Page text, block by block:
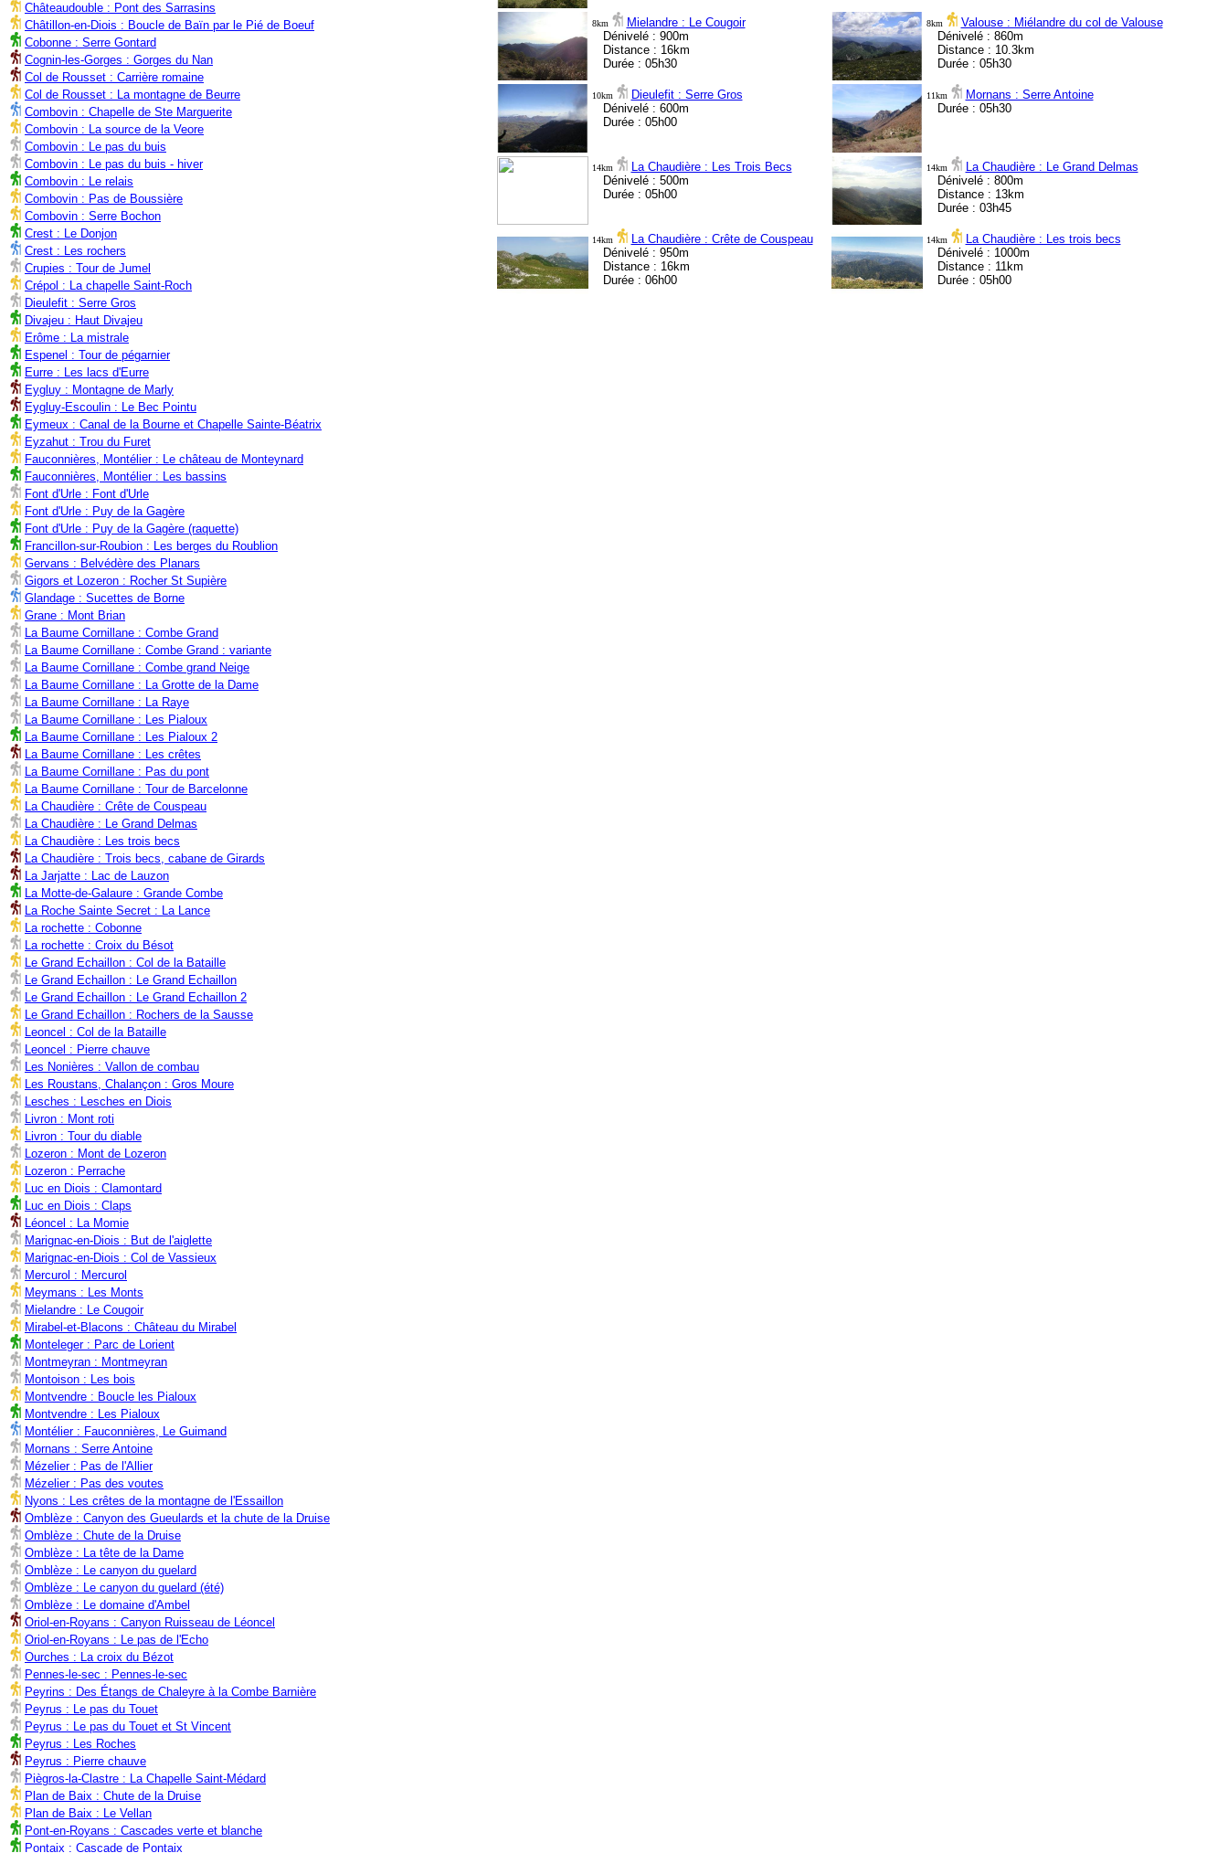
Châteaudouble : Pont des Sarrasins
Châtillon-en-Diois : Boucle de Baïn par le Pié de Boeuf
Cobonne : Serre Gontard
Cognin-les-Gorges : Gorges du Nan
Col de Rousset : Carrière romaine
Col de Rousset : La montagne de Beurre
Combovin : Chapelle de Ste Marguerite
Combovin : La source de la Veore
Combovin : Le pas du buis
Combovin : Le pas du buis - hiver
Combovin : Le relais
Combovin : Pas de Boussière
Combovin : Serre Bochon
Crest : Le Donjon
Crest : Les rochers
Crupies : Tour de Jumel
Crépol : La chapelle Saint-Roch
Dieulefit : Serre Gros
Divajeu : Haut Divajeu
Erôme : La mistrale
Espenel : Tour de pégarnier
Eurre : Les lacs d'Eurre
Eygluy : Montagne de Marly
Eygluy-Escoulin : Le Bec Pointu
Eymeux : Canal de la Bourne et Chapelle Sainte-Béatrix
Eyzahut : Trou du Furet
Fauconnières, Montélier : Le château de Monteynard
Fauconnières, Montélier : Les bassins
Font d'Urle : Font d'Urle
Font d'Urle : Puy de la Gagère
Font d'Urle : Puy de la Gagère (raquette)
Francillon-sur-Roubion : Les berges du Roublion
Gervans : Belvédère des Planars
Gigors et Lozeron : Rocher St Supière
Glandage : Sucettes de Borne
Grane : Mont Brian
La Baume Cornillane : Combe Grand
La Baume Cornillane : Combe Grand : variante
La Baume Cornillane : Combe grand Neige
La Baume Cornillane : La Grotte de la Dame
La Baume Cornillane : La Raye
La Baume Cornillane : Les Pialoux
La Baume Cornillane : Les Pialoux 2
La Baume Cornillane : Les crêtes
La Baume Cornillane : Pas du pont
La Baume Cornillane : Tour de Barcelonne
La Chaudière : Crête de Couspeau
La Chaudière : Le Grand Delmas
La Chaudière : Les trois becs
La Chaudière : Trois becs, cabane de Girards
La Jarjatte : Lac de Lauzon
La Motte-de-Galaure : Grande Combe
La Roche Sainte Secret : La Lance
La rochette : Cobonne
La rochette : Croix du Bésot
Le Grand Echaillon : Col de la Bataille
Le Grand Echaillon : Le Grand Echaillon
Le Grand Echaillon : Le Grand Echaillon 2
Le Grand Echaillon : Rochers de la Sausse
Leoncel : Col de la Bataille
Leoncel : Pierre chauve
Les Nonières : Vallon de combau
Les Roustans, Chalançon : Gros Moure
Lesches : Lesches en Diois
Livron : Mont roti
Livron : Tour du diable
Lozeron : Mont de Lozeron
Lozeron : Perrache
Luc en Diois : Clamontard
Luc en Diois : Claps
Léoncel : La Momie
Marignac-en-Diois : But de l'aiglette
Marignac-en-Diois : Col de Vassieux
Mercurol : Mercurol
Meymans : Les Monts
Mielandre : Le Cougoir
Mirabel-et-Blacons : Château du Mirabel
Monteleger : Parc de Lorient
Montmeyran : Montmeyran
Montoison : Les bois
Montvendre : Boucle les Pialoux
Montvendre : Les Pialoux
Montélier : Fauconnières, Le Guimand
Mornans : Serre Antoine
Mézelier : Pas de l'Allier
Mézelier : Pas des voutes
Nyons : Les crêtes de la montagne de l'Essaillon
Omblèze : Canyon des Gueulards et la chute de la Druise
Omblèze : Chute de la Druise
Omblèze : La tête de la Dame
Omblèze : Le canyon du guelard
Omblèze : Le canyon du guelard (été)
Omblèze : Le domaine d'Ambel
Oriol-en-Royans : Canyon Ruisseau de Léoncel
Oriol-en-Royans : Le pas de l'Echo
Ourches : La croix du Bézot
Pennes-le-sec : Pennes-le-sec
Peyrins : Des Étangs de Chaleyre à la Combe Barnière
Peyrus : Le pas du Touet
Peyrus : Le pas du Touet et St Vincent
Peyrus : Les Roches
Peyrus : Pierre chauve
Piègros-la-Clastre : La Chapelle Saint-Médard
Plan de Baix : Chute de la Druise
Plan de Baix : Le Vellan
Pont-en-Royans : Cascades verte et blanche
Pontaix : Cascade de Pontaix
8km
Mielandre : Le Cougoir
Dénivelé : 900m
Distance : 16km
Durée : 05h30
8km
Valouse : Miélandre du col de Valouse
Dénivelé : 860m
Distance : 10.3km
Durée : 05h30
10km
Dieulefit : Serre Gros
Dénivelé : 600m
Durée : 05h00
11km
Mornans : Serre Antoine
Durée : 05h30
14km
La Chaudière : Les Trois Becs
Dénivelé : 500m
Durée : 05h00
14km
La Chaudière : Le Grand Delmas
Dénivelé : 800m
Distance : 13km
Durée : 03h45
14km
La Chaudière : Crête de Couspeau
Dénivelé : 950m
Distance : 16km
Durée : 06h00
14km
La Chaudière : Les trois becs
Dénivelé : 1000m
Distance : 11km
Durée : 05h00